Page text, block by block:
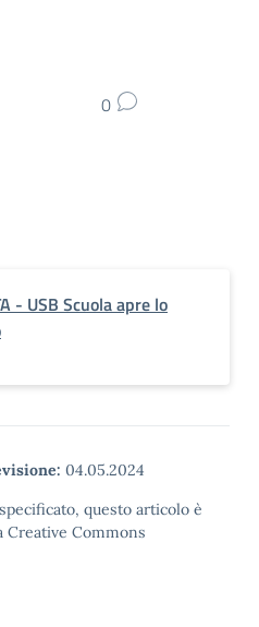
0
- USB Scuola apre lo
04.05.2024
questo articolo è
Creative Commons